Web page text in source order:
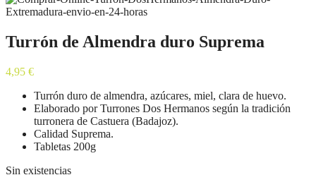
Turrón de Almendra duro Suprema
4,95 €
Turrón duro de almendra, azúcares, miel, clara de huevo.
Elaborado por Turrones Dos Hermanos según la tradición
turronera de Castuera (Badajoz).
Calidad Suprema.
Tabletas 200g
Sin existencias